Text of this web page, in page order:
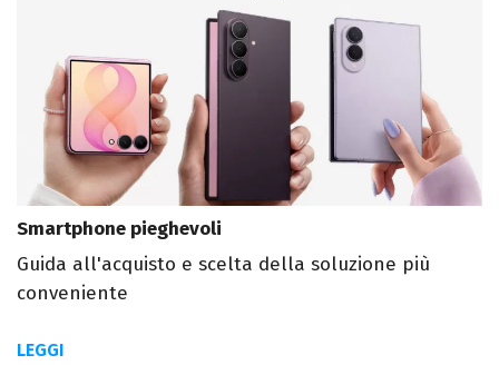
Smartphone pieghevoli
Guida all'acquisto e scelta della soluzione più
conveniente
LEGGI